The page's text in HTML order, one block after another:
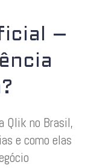
–
Qlik no Brasil,
e como elas